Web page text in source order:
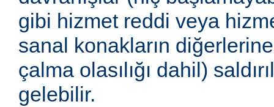
gibi hizmet reddi veya
sanal konakların
çalma olasılığı dahil)
gelebilir.